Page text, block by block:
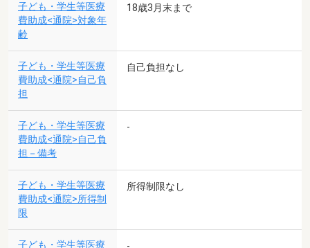
子ども・学生等医療
費助成<通院>対象年
齢
18歳3月末まで
子ども・学生等医療
費助成<通院>自己負
担
自己負担なし
子ども・学生等医療
費助成<通院>自己負
担－備考
-
子ども・学生等医療
費助成<通院>所得制
限
所得制限なし
子ども・学生等医療